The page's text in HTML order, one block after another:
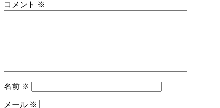
ョ
コメント ※
名前 ※
メール ※